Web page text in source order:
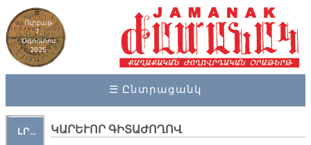
Ուրբաթ
7,
Օգոստոս
2026
☰ Ընտրացանկ
ԼՐԱՀՈՍ ԿԱՐԵՒՈՐ ԳԻՏԱԺՈՂՈՎ